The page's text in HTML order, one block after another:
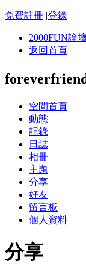
免費註冊 |登錄
2000FUN論壇
返回首頁
空間首頁
動態
記錄
日誌
相冊
主題
分享
好友
留言板
個人資料
分享